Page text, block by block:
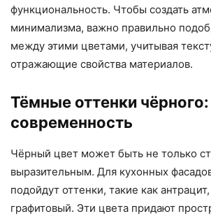
функциональность. Чтобы создать
минимализма, важно правильно
между этими цветами, учитывая
отражающие свойства материалов.
Тёмные оттенки чёрного:
современность
Чёрный цвет может быть не только
выразительным. Для кухонных
подойдут оттенки, такие как
графитовый. Эти цвета придают